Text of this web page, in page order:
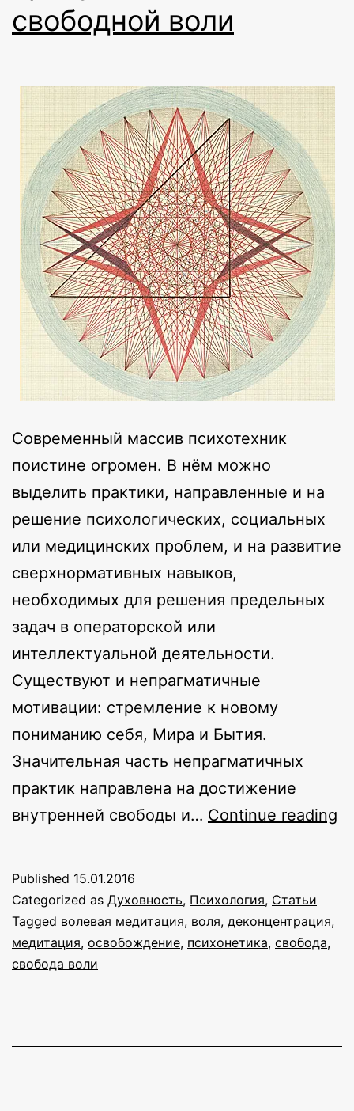
свободной воли
Современный массив психотехник
поистине огромен. В нём можно
выделить практики, направленные и на
решение психологических, социальных
или медицинских проблем, и на развитие
сверхнормативных навыков,
необходимых для решения предельных
задач в операторской или
интеллектуальной деятельности.
Существуют и непрагматичные
мотивации: стремление к новому
пониманию себя, Мира и Бытия.
Значительная часть непрагматичных
практик направлена на достижение
внутренней свободы и… Continue reading
Published 15.01.2016
Categorized as Духовность, Психология, Статьи
Tagged волевая медитация, воля, деконцентрация,
медитация, освобождение, психонетика, свобода,
свобода воли